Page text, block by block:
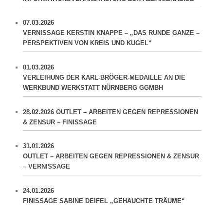
07.03.2026
VERNISSAGE KERSTIN KNAPPE – „DAS RUNDE GANZE –
PERSPEKTIVEN VON KREIS UND KUGEL“
01.03.2026
VERLEIHUNG DER KARL-BRÖGER-MEDAILLE AN DIE
WERKBUND WERKSTATT NÜRNBERG GGMBH
28.02.2026 OUTLET – ARBEITEN GEGEN REPRESSIONEN
& ZENSUR – FINISSAGE
31.01.2026
OUTLET – ARBEITEN GEGEN REPRESSIONEN & ZENSUR
– VERNISSAGE
24.01.2026
FINISSAGE SABINE DEIFEL „GEHAUCHTE TRÄUME“